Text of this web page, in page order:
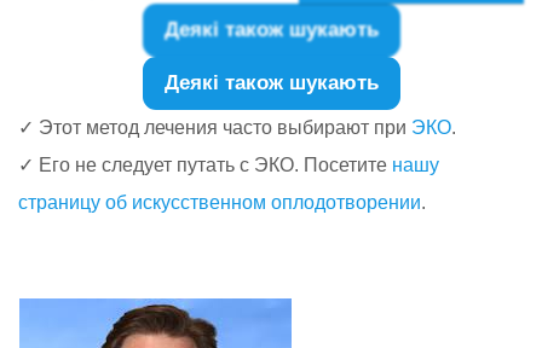
Деякі також шукають
Деякі також шукають
✓ Этот метод лечения часто выбирают при ЭКО.
✓ Его не следует путать с ЭКО. Посетите нашу
страницу об искусственном оплодотворении.